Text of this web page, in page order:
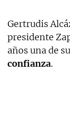
Gertrudis
presidente
años una de
confianza.